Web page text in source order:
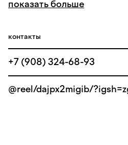
показать больше
контакты
+7 (908) 324-68-93
@reel/dajpx2migib/